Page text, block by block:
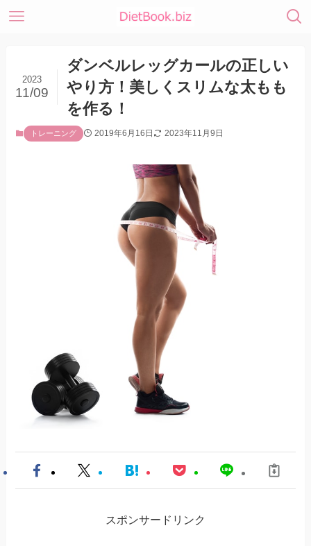
ダンベルレッグカールの正しい
やり方！美しくスリムな太もも
を作る！
2023
11/09
トレーニング 2019年6月16日 2023年11月9日
スポンサードリンク